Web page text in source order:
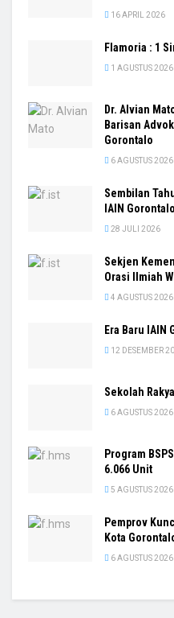
16 APRIL 2026
Flamoria : 1
1 AGUSTUS 2026
Dr. Alvian
Barisan
Gorontalo
6 AGUSTUS 2026
Sembilan
IAIN
28 JULI 2026
Sekjen
Orasi Ilmiah
4 AGUSTUS 2026
Era Baru IAIN
12 DESEMBER
Sekolah
6 AGUSTUS 2026
Program
6.066 Unit
5 AGUSTUS 2026
Pemprov
Kota
6 AGUSTUS 2026